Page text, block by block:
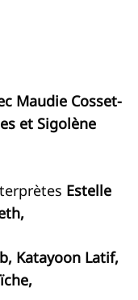
Maudie Cosset-
et Sigolène
Estelle
Katayoon Latif,